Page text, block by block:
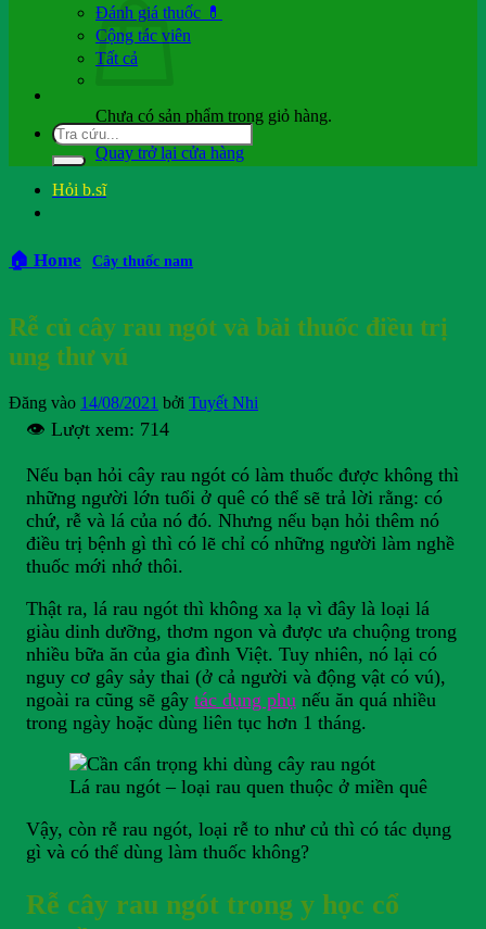
Chưa có sản phẩm trong giỏ hàng.
Quay trở lại cửa hàng
Hỏi b.sĩ
Đánh giá thuốc 💊
Cộng tác viên
Tất cả
🏠 Home Cây thuốc nam
Rễ củ cây rau ngót và bài thuốc điều trị
ung thư vú
Đăng vào 14/08/2021 bởi Tuyết Nhi
👁️ Lượt xem: 714
Nếu bạn hỏi cây rau ngót có làm thuốc được không thì
những người lớn tuổi ở quê có thể sẽ trả lời rằng: có
chứ, rễ và lá của nó đó. Nhưng nếu bạn hỏi thêm nó
điều trị bệnh gì thì có lẽ chỉ có những người làm nghề
thuốc mới nhớ thôi.
Thật ra, lá rau ngót thì không xa lạ vì đây là loại lá
giàu dinh dưỡng, thơm ngon và được ưa chuộng trong
nhiều bữa ăn của gia đình Việt. Tuy nhiên, nó lại có
nguy cơ gây sảy thai (ở cả người và động vật có vú),
ngoài ra cũng sẽ gây tác dụng phụ nếu ăn quá nhiều
trong ngày hoặc dùng liên tục hơn 1 tháng.
Lá rau ngót – loại rau quen thuộc ở miền quê
Vậy, còn rễ rau ngót, loại rễ to như củ thì có tác dụng
gì và có thể dùng làm thuốc không?
Rễ cây rau ngót trong y học cổ